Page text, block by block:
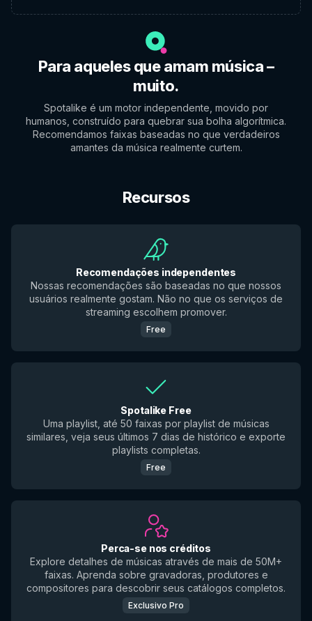
Para aqueles que amam música –
muito.
Spotalike é um motor independente, movido por
humanos, construído para quebrar sua bolha algorítmica.
Recomendamos faixas baseadas no que verdadeiros
amantes da música realmente curtem.
Recursos
Recomendações independentes
Nossas recomendações são baseadas no que nossos
usuários realmente gostam. Não no que os serviços de
streaming escolhem promover.
Free
Spotalike Free
Uma playlist, até 50 faixas por playlist de músicas
similares, veja seus últimos 7 dias de histórico e exporte
playlists completas.
Free
Perca-se nos créditos
Explore detalhes de músicas através de mais de 50M+
faixas. Aprenda sobre gravadoras, produtores e
compositores para descobrir seus catálogos completos.
Exclusivo Pro